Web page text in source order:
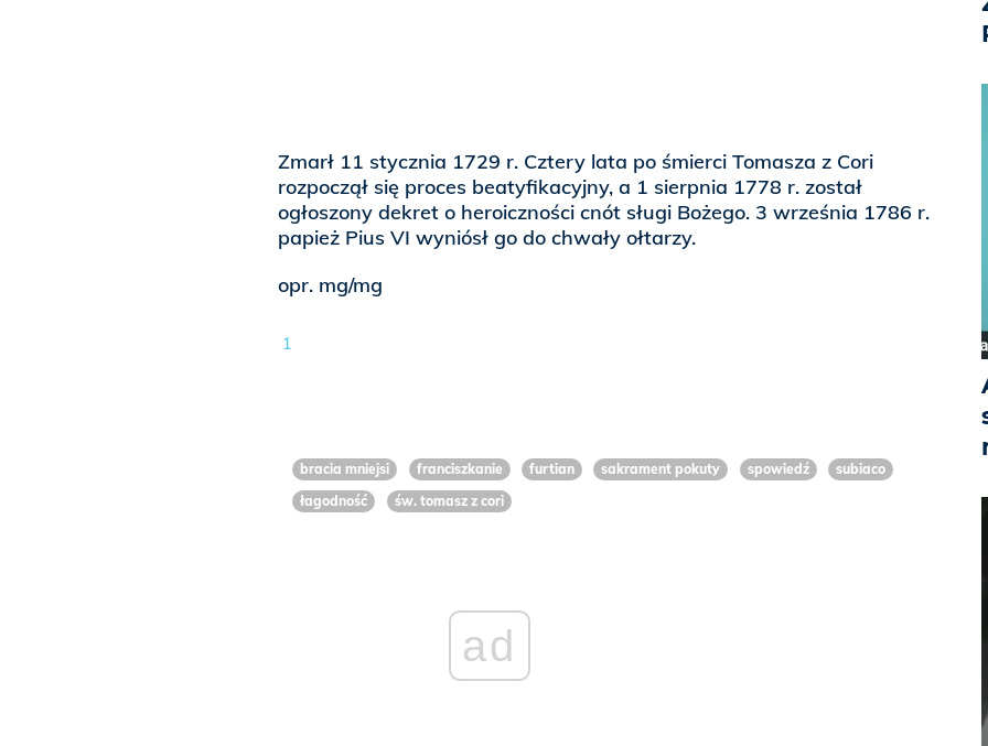
Zmarł 11 stycznia 1729 r. Cztery lata po śmierci Tomasza z Cori
rozpoczął się proces beatyfikacyjny, a 1 sierpnia 1778 r. został
ogłoszony dekret o heroiczności cnót sługi Bożego. 3 września 1786 r.
papież Pius VI wyniósł go do chwały ołtarzy.
opr. mg/mg
1
bracia mniejsi franciszkanie furtian sakrament pokuty spowiedź
subiaco
łagodność
św. tomasz z cori
ad